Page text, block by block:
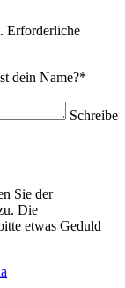
Erforderliche
dein Name?*
Schreibe
Sie der
Die
etwas Geduld